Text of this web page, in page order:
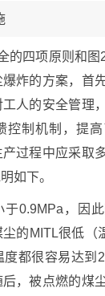
的四项原则和
炸的方案，首
人的安全管理
控制机制，提
过程中应采取
如下。
于0.9MPa，因
的MITL很低（
度都很容易达到
，被点燃的煤